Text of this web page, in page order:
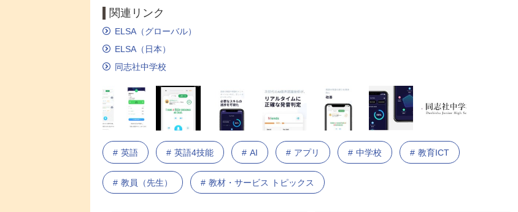
関連リンク
ELSA（グローバル）
ELSA（日本）
同志社中学校
英語 英語4技能 AI アプリ 中学校 教育ICT
教員（先生） 教材・サービス トピックス